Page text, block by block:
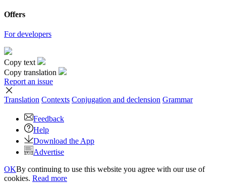
Offers
For developers
Copy text
Copy translation
Report an issue
Translation Contexts Conjugation and declension Grammar
Feedback
Help
Download the App
Advertise
OKBy continuing to use this website you agree with our use of
cookies. Read more